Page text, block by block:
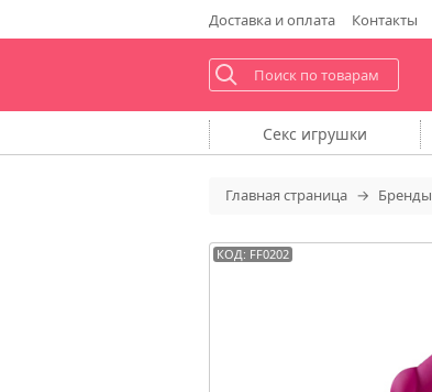
Доставкаи оплата Контакты
Секс игрушки
Главная страница Бренды
КОД: FF0202